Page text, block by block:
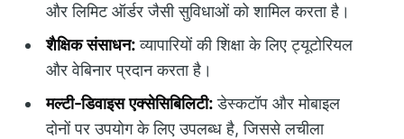
और लिमिट ऑर्डर जैसी सुविधाओं को शामिल करता है।
शैक्षिक संसाधन:व्यापारियों की शिक्षा के लिए ट्यूटोरियल
और वेबिनार प्रदान करता है।
मल्टी-डिवाइस एक्सेसिबिलिटी:डेस्कटॉप और मोबाइल
दोनों पर उपयोग के लिए उपलब्ध है, जिससे लचीला